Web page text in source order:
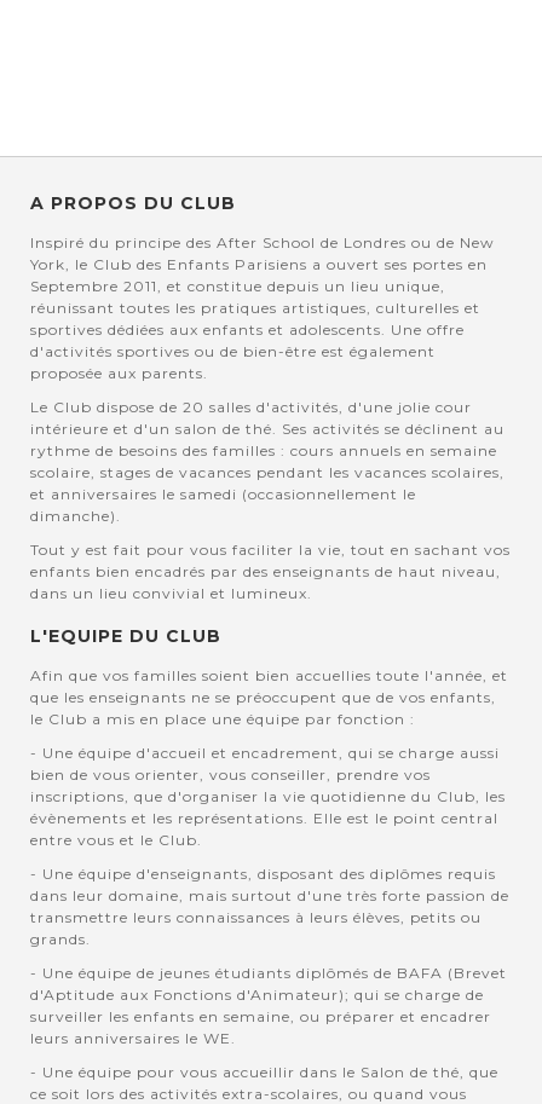
A PROPOS DU CLUB
Inspiré du principe des After School de Londres ou de New
York, le Club des Enfants Parisiens a ouvert ses portes en
Septembre 2011, et constitue depuis un lieu unique,
réunissant toutes les pratiques artistiques, culturelles et
sportives dédiées aux enfants et adolescents. Une offre
d'activités sportives ou de bien-être est également
proposée aux parents.
Le Club dispose de 20 salles d'activités, d'une jolie cour
intérieure et d'un salon de thé. Ses activités se déclinent au
rythme de besoins des familles : cours annuels en semaine
scolaire, stages de vacances pendant les vacances scolaires,
et anniversaires le samedi (occasionnellement le
dimanche).
Tout y est fait pour vous faciliter la vie, tout en sachant vos
enfants bien encadrés par des enseignants de haut niveau,
dans un lieu convivial et lumineux.
L'EQUIPE DU CLUB
Afin que vos familles soient bien accuellies toute l'année, et
que les enseignants ne se préoccupent que de vos enfants,
le Club a mis en place une équipe par fonction :
- Une équipe d'accueil et encadrement, qui se charge aussi
bien de vous orienter, vous conseiller, prendre vos
inscriptions, que d'organiser la vie quotidienne du Club, les
évènements et les représentations. Elle est le point central
entre vous et le Club.
- Une équipe d'enseignants, disposant des diplômes requis
dans leur domaine, mais surtout d'une très forte passion de
transmettre leurs connaissances à leurs élèves, petits ou
grands.
- Une équipe de jeunes étudiants diplômés de BAFA (Brevet
d'Aptitude aux Fonctions d'Animateur); qui se charge de
surveiller les enfants en semaine, ou préparer et encadrer
leurs anniversaires le WE.
- Une équipe pour vous accueillir dans le Salon de thé, que
ce soit lors des activités extra-scolaires, ou quand vous